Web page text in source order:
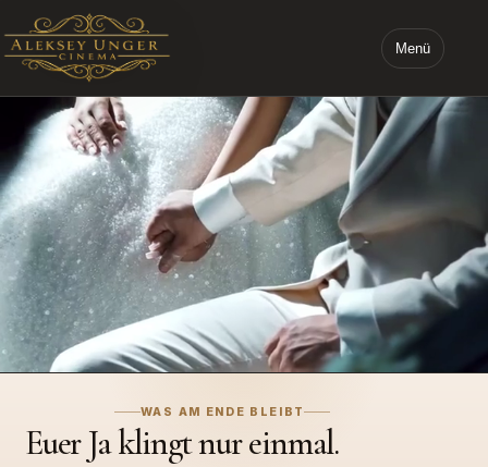
STARTSEITE ALEKSEY UNGER CINEMA Menü
WAS AM ENDE BLEIBT
Euer Ja klingt nur einmal.
Ihr werdet an diesem Tag